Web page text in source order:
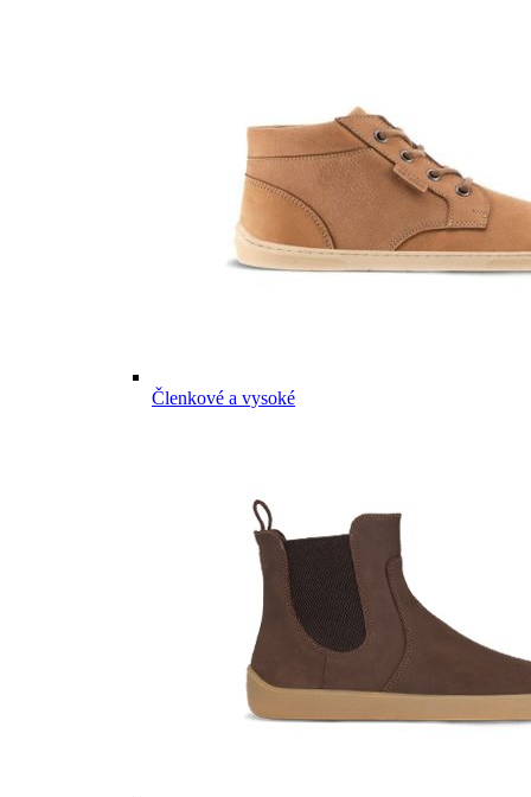
Členkové a vysoké